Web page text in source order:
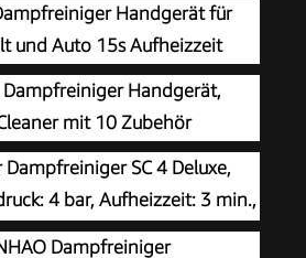
Handgerät für
und Auto 15s Aufheizzeit
Dampfreiniger Handgerät,
mit 10 Zubehör
Dampfreiniger SC 4 Deluxe,
4 bar, Aufheizzeit: 3 min.,
130 m², Tank: 0,5 l + 1,3 l,
Dampfreiniger